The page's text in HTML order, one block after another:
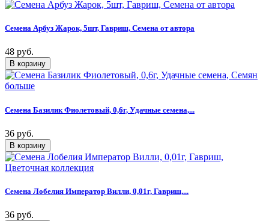
Семена Арбуз Жарок, 5шт, Гавриш, Семена от автора
48 руб.
Семена Базилик Фиолетовый, 0,6г, Удачные семена,...
36 руб.
Семена Лобелия Император Вилли, 0,01г, Гавриш,...
36 руб.